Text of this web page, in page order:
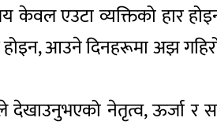
केवल एउटा व्यक्तिको
आउने दिनहरूमा अझ
देखाउनुभएको नेतृत्व, ऊर्जा